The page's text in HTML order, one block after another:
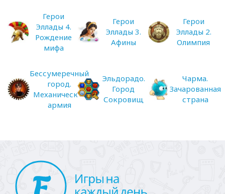
Герои
Эллады 4.
Рождение
мифа
Герои
Эллады 3.
Афины
Герои
Эллады 2.
Олимпия
Бессумеречный
город.
Механическая
армия
Эльдорадо.
Город
Сокровищ
Чарма.
Зачарованная
страна